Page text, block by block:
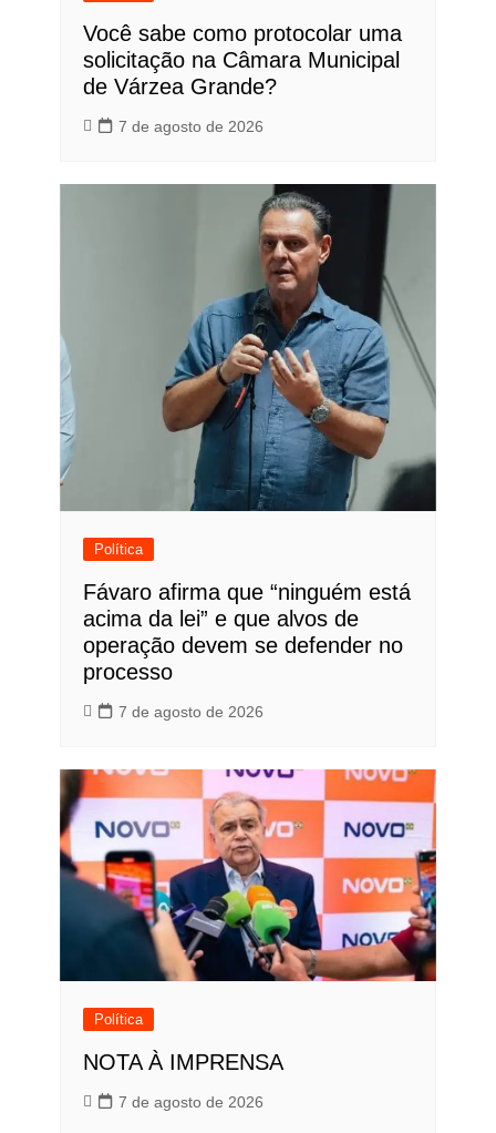
Você sabe como protocolar uma
solicitação na Câmara Municipal
de Várzea Grande?
7 de agosto de 2026
Política
Fávaro afirma que “ninguém está
acima da lei” e que alvos de
operação devem se defender no
processo
7 de agosto de 2026
Política
NOTA À IMPRENSA
7 de agosto de 2026